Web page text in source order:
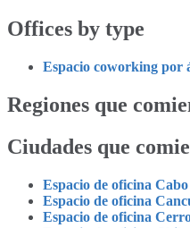
Offices by type
Espacio coworking por
Regiones que
Ciudades que
Espacio de oficina
Espacio de oficina
Espacio de oficina